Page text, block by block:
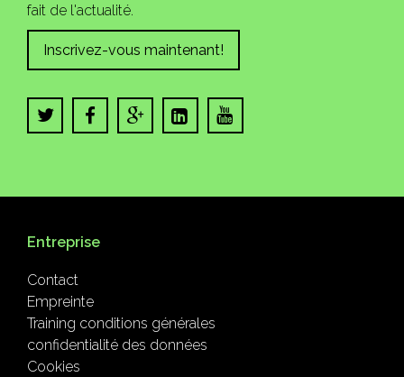
fait de l'actualité.
Inscrivez-vous maintenant!
Entreprise
Contact
Empreinte
Training conditions générales
confidentialité des données
Cookies